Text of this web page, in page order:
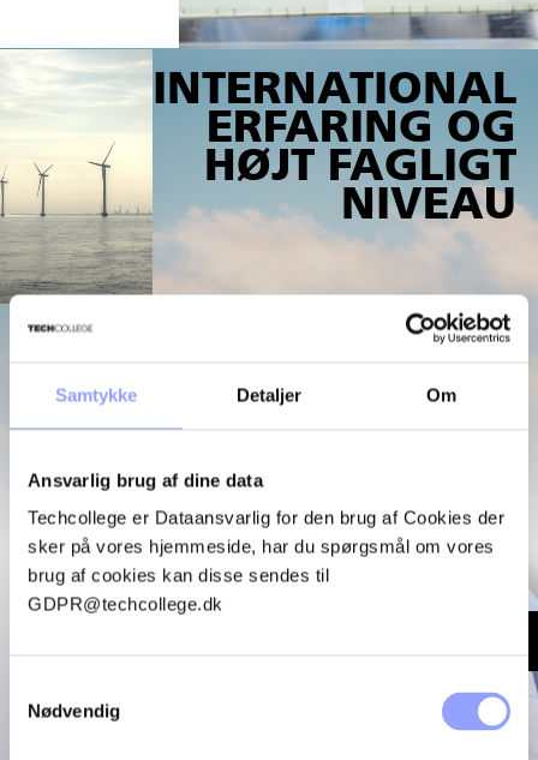
Samtykke Detaljer Om
Ansvarlig brug af dine data
Techcollege er Dataansvarlig for den brug af Cookies der
sker på vores hjemmeside, har du spørgsmål om vores
brug af cookies kan disse sendes til
GDPR@techcollege.dk
Nødvendig
INTERNATIONAL
ERFARING OG
HØJT FAGLIGT
NIVEAU
Vi gennemfører kursusforløb for større aktører i